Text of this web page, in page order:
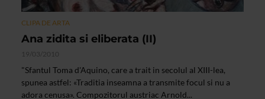
CLIPA DE ARTA
Ana zidita si eliberata (II)
19/03/2010
"Sfantul Toma d'Aquino, care a trait in secolul al XIII-lea,
spunea astfel: «Traditia inseamna a transmite focul si nu a
adora cenusa». Compozitorul austriac Arnold...